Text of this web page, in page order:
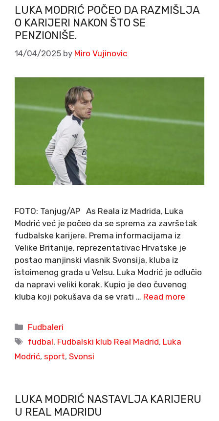
LUKA MODRIĆ POČEO DA RAZMIŠLJA
O KARIJERI NAKON ŠTO SE
PENZIONIŠE.
14/04/2025 by Miro Vujinovic
FOTO: Tanjug/AP As Reala iz Madrida, Luka
Modrić već je počeo da se sprema za završetak
fudbalske karijere. Prema informacijama iz
Velike Britanije, reprezentativac Hrvatske je
postao manjinski vlasnik Svonsija, kluba iz
istoimenog grada u Velsu. Luka Modrić je odlučio
da napravi veliki korak. Kupio je deo čuvenog
kluba koji pokušava da se vrati … Read more
Categories
Fudbaleri
Tags
fudbal, Fudbalski klub Real Madrid, Luka
Modrić, sport, Svonsi
LUKA MODRIĆ NASTAVLJA KARIJERU
U REAL MADRIDU